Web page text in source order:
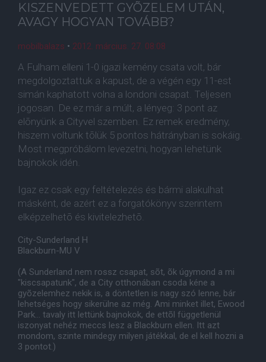
KISZENVEDETT GYÕZELEM UTÁN,
AVAGY HOGYAN TOVÁBB?
mobilbalazs • 2012. március. 27. 08:08
A Fulham elleni 1-0 igazi kemény csata volt, bár
megdolgoztattuk a kapust, de a végén egy 11-est
simán kaphatott volna a londoni csapat. Teljesen
jogosan. De ez már a múlt, a lényeg: 3 pont az
elõnyünk a Cityvel szemben. Ez remek eredmény,
hiszem voltunk tõlük 5 pontos hátrányban is sokáig.
Most megpróbálom levezetni, hogyan lehetünk
bajnokok idén.
Igaz ez csak egy feltételezés és bármi alakulhat
másként, de azért ez a forgatókönyv szerintem
elképzelhetõ és kivitelezhetõ.
City-Sunderland H
Blackburn-MU V
(A Sunderland nem rossz csapat, sõt, õk úgymond a mi
"kiscsapatunk", de a City otthonában csoda kéne a
gyõzelemhez nekik is, a döntetlen is nagy szó lenne, bár
lehetséges hogy sikerülne az még. Ami minket illet, Ewood
Park... tavaly itt lettünk bajnokok, de ettõl függetlenül
iszonyat nehéz meccs lesz a Blackburn ellen. Itt azt
mondom, szinte mindegy milyen játékkal, de el kell hozni a
3 pontot.)